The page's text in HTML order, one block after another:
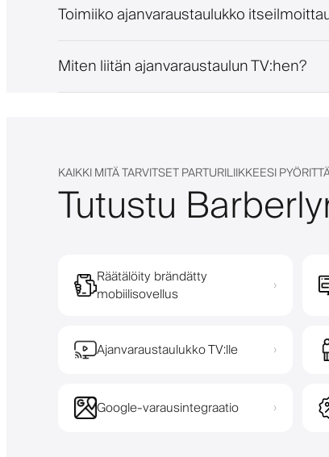
Toimiiko ajanvaraustaulukko
Miten liitän ajanvaraustaulun TV:hen?
KAIKKI MITÄ TARVITSET PARTURILIIKKEESI
Tutustu
Räätälöity brändätty
mobiilisovellus
›
Ajanvaraustaulukko TV:lle ›
Google-varausintegraatio ›